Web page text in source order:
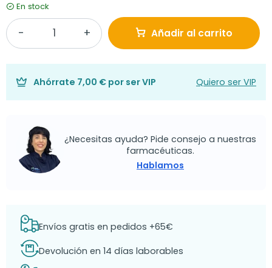
En stock
Añadir al carrito
Ahórrate 7,00 € por ser VIP Quiero ser VIP
¿Necesitas ayuda? Pide consejo a nuestras
farmacéuticas.
Hablamos
Envíos gratis en pedidos +65€
Devolución en 14 días laborables